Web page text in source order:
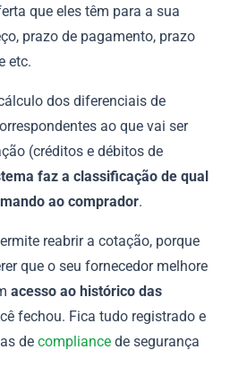
que eles têm para a sua
prazo de pagamento, prazo
etc.
dos diferenciais de
ao que vai ser
(créditos e débitos de
faz a classificação de qual
ao comprador.
reabrir a cotação, porque
que o seu fornecedor melhore
acesso ao histórico das
fechou. Fica tudo registrado e
de compliance de segurança